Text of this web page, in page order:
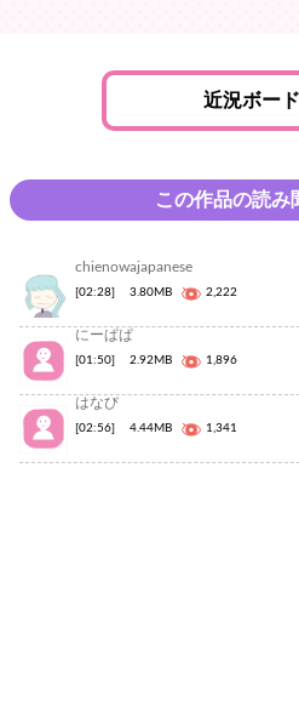
近況ボー
この作品の読み
chienowajapanese
[02:28] 3.80MB 2,222
にーぱぱ
[01:50] 2.92MB 1,896
はなび
[02:56] 4.44MB 1,341